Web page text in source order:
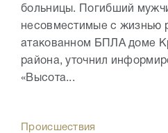
больницы. Погибший
несовместимые с жизнью
атакованном БПЛА доме
района, уточнил
«Высота...
Происшествия